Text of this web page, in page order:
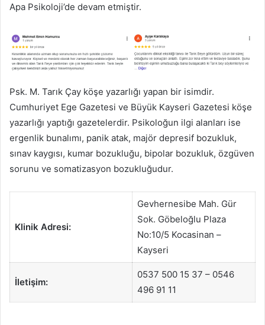
Apa Psikoloji’de devam etmiştir.
Psk. M. Tarık Çay köşe yazarlığı yapan bir isimdir.
Cumhuriyet Ege Gazetesi ve Büyük Kayseri Gazetesi köşe
yazarlığı yaptığı gazetelerdir. Psikoloğun ilgi alanları ise
ergenlik bunalımı, panik atak, majör depresif bozukluk,
sınav kaygısı, kumar bozukluğu, bipolar bozukluk, özgüven
sorunu ve somatizasyon bozukluğudur.
Klinik Adresi:
Gevhernesibe Mah. Gür
Sok. Göbeloğlu Plaza
No:10/5 Kocasinan –
Kayseri
İletişim:
0537 500 15 37 – 0546
496 91 11